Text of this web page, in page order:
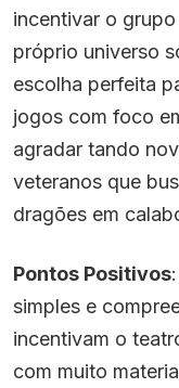
incentivar o
próprio universo
escolha perfeita
jogos com foco
agradar tando
veteranos que
dragões em
Pontos Positivos
simples e
incentivam o
com muito